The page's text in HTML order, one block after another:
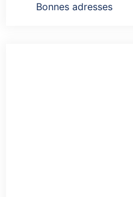
Bonnes adresses